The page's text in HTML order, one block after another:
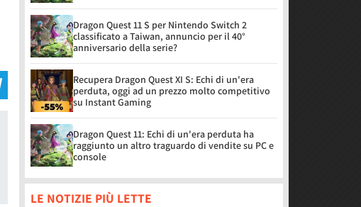
Dragon Quest 11 S per Nintendo Switch 2
classificato a Taiwan, annuncio per il 40°
anniversario della serie?
Recupera Dragon Quest XI S: Echi di un'era
perduta, oggi ad un prezzo molto competitivo
su Instant Gaming
Dragon Quest 11: Echi di un'era perduta ha
raggiunto un altro traguardo di vendite su PC e
console
LE NOTIZIE PIÙ LETTE